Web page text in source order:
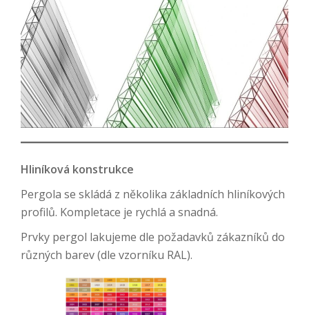
Hliníková konstrukce
Pergola se skládá z několika základních hliníkových
profilů. Kompletace je rychlá a snadná.
Prvky pergol lakujeme dle požadavků zákazníků do
různých barev (dle vzorníku RAL).